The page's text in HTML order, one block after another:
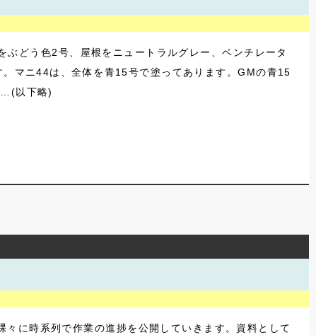
どう色2号、屋根をニュートラルグレー、ベンチレータ
マニ44は、全体を青15号で塗ってあります。GMの青15
…(以下略)
に時系列で作業の進捗を公開していきます。資料として